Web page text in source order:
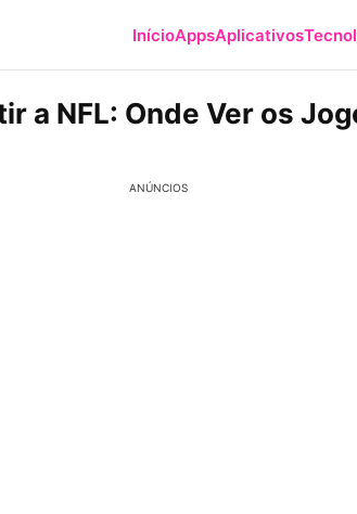
InícioAppsAplicativos
a NFL: Onde Ver os
ANÚNCIOS